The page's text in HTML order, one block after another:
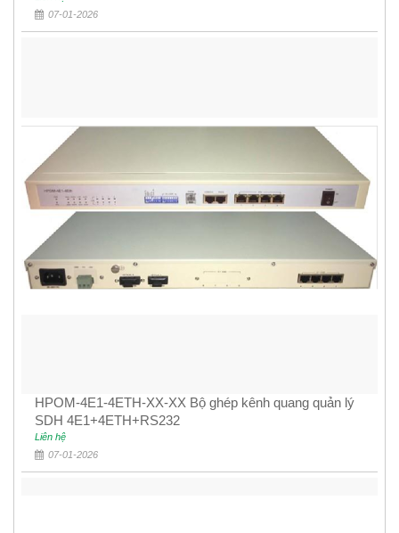
07-01-2026
HPOM-4E1-4ETH-XX-XX Bộ ghép kênh quang quản lý
SDH 4E1+4ETH+RS232
Liên hệ
07-01-2026